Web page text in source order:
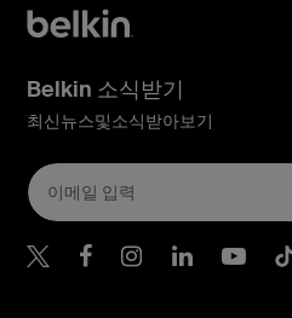
Belkin 소식받기
최신뉴스및소식받아보기
Belkin Twitter